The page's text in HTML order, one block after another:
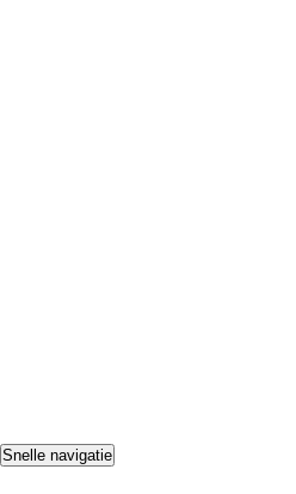
Snelle navigatie